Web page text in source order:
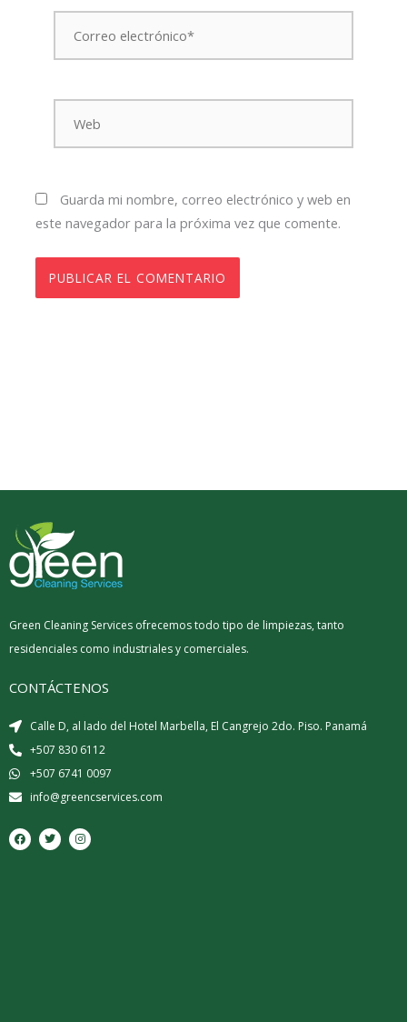
Correo
electrónico*
Web
Guarda mi nombre, correo electrónico y web en
este navegador para la próxima vez que comente.
Green Cleaning Services ofrecemos todo tipo de limpiezas, tanto
residenciales como industriales y comerciales.
CONTÁCTENOS
Calle D, al lado del Hotel Marbella, El Cangrejo 2do. Piso. Panamá
+507 830 6112
+507 6741 0097
info@greencservices.com
F
a
c
T
w
i
I
n
s